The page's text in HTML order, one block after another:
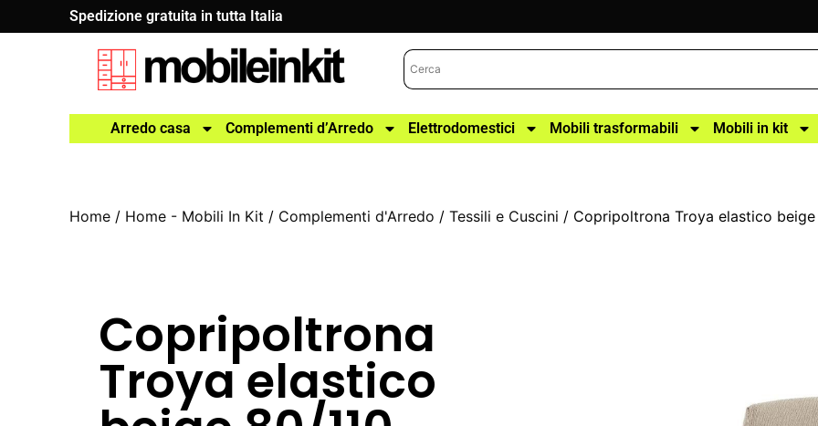
Spedizione gratuita in tutta Italia
Arredo casa Complementi d’Arredo Elettrodomestici Mobili trasformabili Mobili in kit
Home / Home - Mobili In Kit / Complementi d'Arredo /Tessili e Cuscini / Copripoltrona Troya elastico beige
Copripoltrona
Troya elastico